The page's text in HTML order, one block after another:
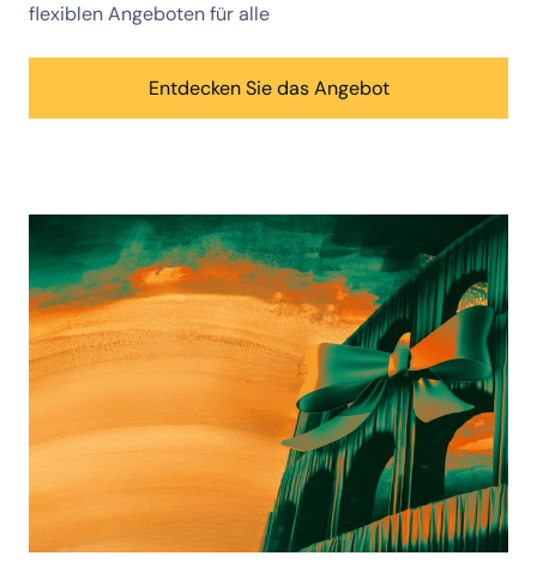
flexiblen Angeboten für alle
Entdecken Sie das Angebot